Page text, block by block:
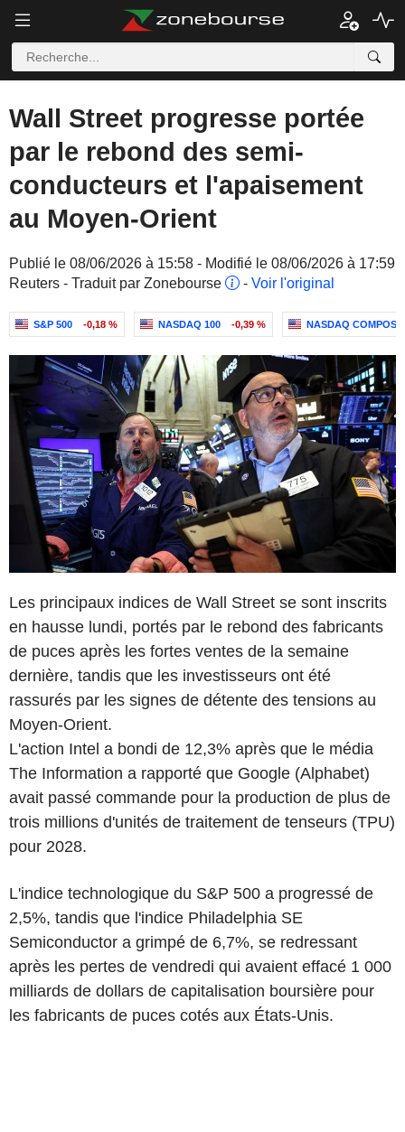
Wall Street progresse portée
par le rebond des semi-
conducteurs et l'apaisement
au Moyen-Orient
Publié le 08/06/2026 à 15:58 - Modifié le 08/06/2026 à 17:59
Reuters - Traduit par Zonebourse
- Voir l'original
S&P 500 -0,18 % NASDAQ 100 -0,39 % NASDAQ
Les principaux indices de Wall Street se sont inscrits
en hausse lundi, portés par le rebond des fabricants
de puces après les fortes ventes de la semaine
dernière, tandis que les investisseurs ont été
rassurés par les signes de détente des tensions au
Moyen-Orient.
L'action Intel a bondi de 12,3% après que le média
The Information a rapporté que Google (Alphabet)
avait passé commande pour la production de plus de
trois millions d'unités de traitement de tenseurs (TPU)
pour 2028.
L'indice technologique du S&P 500 a progressé de
2,5%, tandis que l'indice Philadelphia SE
Semiconductor a grimpé de 6,7%, se redressant
après les pertes de vendredi qui avaient effacé 1 000
milliards de dollars de capitalisation boursière pour
les fabricants de puces cotés aux États-Unis.